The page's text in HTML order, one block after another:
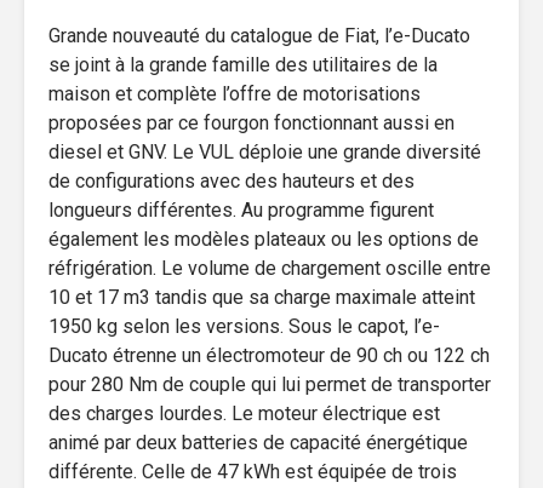
Grande nouveauté du catalogue de Fiat, l’e-Ducato
se joint à la grande famille des utilitaires de la
maison et complète l’offre de motorisations
proposées par ce fourgon fonctionnant aussi en
diesel et GNV. Le VUL déploie une grande diversité
de configurations avec des hauteurs et des
longueurs différentes. Au programme figurent
également les modèles plateaux ou les options de
réfrigération. Le volume de chargement oscille entre
10 et 17 m3 tandis que sa charge maximale atteint
1950 kg selon les versions. Sous le capot, l’e-
Ducato étrenne un électromoteur de 90 ch ou 122 ch
pour 280 Nm de couple qui lui permet de transporter
des charges lourdes. Le moteur électrique est
animé par deux batteries de capacité énergétique
différente. Celle de 47 kWh est équipée de trois